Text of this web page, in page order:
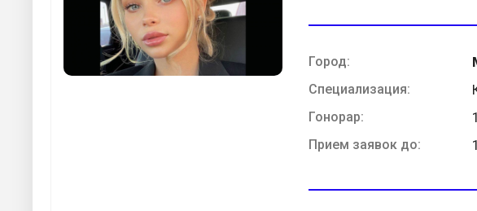
Город:
Специализация:
Гонорар:
Прием заявок до: